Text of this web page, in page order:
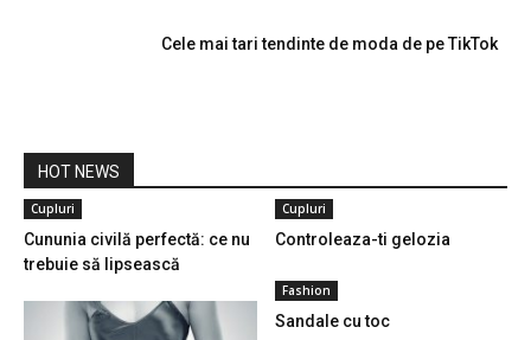
Cele mai tari tendinte de moda de pe TikTok
HOT NEWS
Cupluri
Cununia civilă perfectă: ce nu
trebuie să lipsească
Cupluri
Controleaza-ti gelozia
Fashion
Sandale cu toc